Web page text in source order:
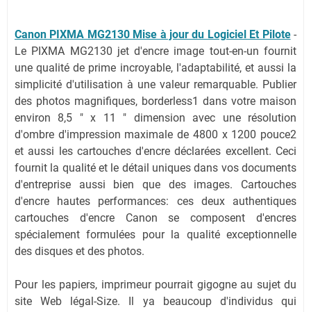
Canon PIXMA MG2130 Mise à jour du Logiciel Et Pilote-
Le PIXMA MG2130 jet d'encre image tout-en-un fournit
une qualité de prime incroyable, l'adaptabilité, et aussi la
simplicité d'utilisation à une valeur remarquable. Publier
des photos magnifiques, borderless1 dans votre maison
environ 8,5 ″ x 11 ″ dimension avec une résolution
d'ombre d'impression maximale de 4800 x 1200 pouce2
et aussi les cartouches d'encre déclarées excellent. Ceci
fournit la qualité et le détail uniques dans vos documents
d'entreprise aussi bien que des images. Cartouches
d'encre hautes performances: ces deux authentiques
cartouches d'encre Canon se composent d'encres
spécialement formulées pour la qualité exceptionnelle
des disques et des photos.
Pour les papiers, imprimeur pourrait gigogne au sujet du
site Web légal-Size. Il ya beaucoup d'individus qui